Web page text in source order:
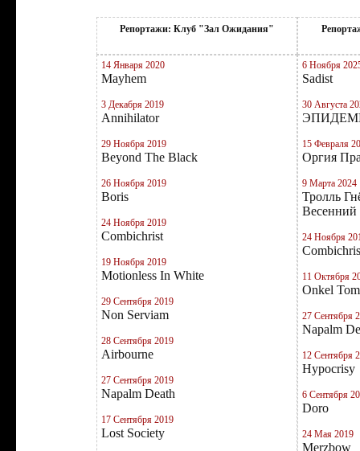
Репортажи: Клуб "Зал Ожидания"
14 Января 2020
Mayhem
3 Декабря 2019
Annihilator
29 Ноября 2019
Beyond The Black
26 Ноября 2019
Boris
24 Ноября 2019
Combichrist
19 Ноября 2019
Motionless In White
29 Сентября 2019
Non Serviam
28 Сентября 2019
Airbourne
27 Сентября 2019
Napalm Death
17 Сентября 2019
Lost Society
6 Ноября
Sadist
30 Августа
15 Февраля
Оргия
9 Марта 2024
Тролль
Весенний
24 Ноября
11 Октября
Onkel Tom
27 Сентября
Napalm
12 Сентября
Hypocrisy
6 Сентября
Doro
24 Мая 2019
Merzbow